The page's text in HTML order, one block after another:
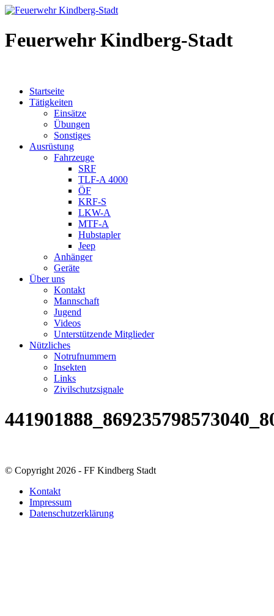
Feuerwehr Kindberg-Stadt
Startseite
Tätigkeiten
Einsätze
Übungen
Sonstiges
Ausrüstung
Fahrzeuge
SRF
TLF-A 4000
ÖF
KRF-S
LKW-A
MTF-A
Hubstapler
Jeep
Anhänger
Geräte
Über uns
Kontakt
Mannschaft
Jugend
Videos
Unterstützende Mitglieder
Nützliches
Notrufnummern
Insekten
Links
Zivilschutzsignale
© Copyright 2026 - FF Kindberg Stadt
Kontakt
Impressum
Datenschutzerklärung